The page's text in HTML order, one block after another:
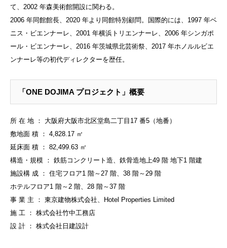
て、2002 年森美術館開設に関わる。
2006 年同館館長、2020 年より同館特別顧問。国際的には、1997 年ベ
ニス・ビエンナーレ、2001 年横浜トリエンナーレ、2006 年シンガポ
ール・ビエンナーレ、2016 年茨城県北芸術祭、2017 年ホノルルビエ
ンナーレ等の初代ディレクターを歴任。
「ONE DOJIMA プロジェクト」概要
所 在 地 ： 大阪府大阪市北区堂島二丁目17 番5（地番）
敷地面 積 ： 4,828.17 ㎡
延床面 積 ： 82,499.63 ㎡
構造・規模 ： 鉄筋コンクリート造、鉄骨造地上49 階 地下1 階建
施設構 成 ： 住宅フロア1 階～27 階、38 階～29 階
ホテルフロア1 階～2 階、28 階～37 階
事 業 主 ： 東京建物株式会社、Hotel Properties Limited
施 工 ： 株式会社竹中工務店
設 計 ： 株式会社日建設計